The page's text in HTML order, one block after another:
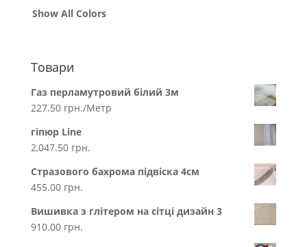
Show All Colors
Товари
Газ перламутровий білий 3м
227.50 грн./Метр
гіпюр Line
2,047.50 грн.
Стразового бахрома підвіска 4см
455.00 грн.
Вишивка з глітером на сітці дизайн 3
910.00 грн.